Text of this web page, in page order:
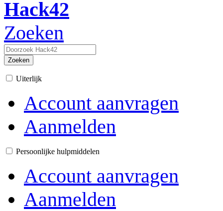
Hack42
Zoeken
Zoeken
Uiterlijk
Account aanvragen
Aanmelden
Persoonlijke hulpmiddelen
Account aanvragen
Aanmelden